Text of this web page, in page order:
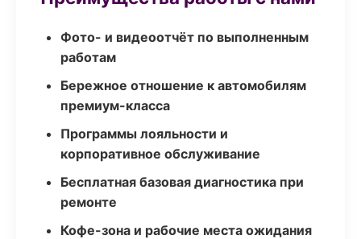
Фото- и видеоотчёт по выполненным
работам
Бережное отношение к автомобилям
премиум-класса
Программы лояльности и
корпоративное обслуживание
Бесплатная базовая диагностика при
ремонте
Кофе-зона и рабочие места ожидания